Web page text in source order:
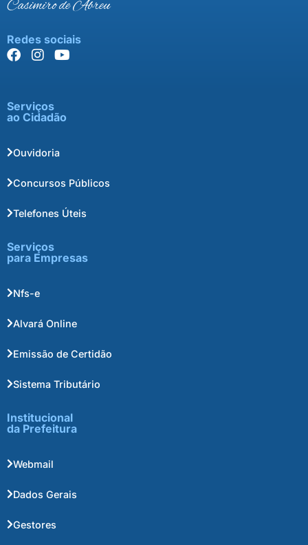
Casimiro de Abreu
Redes sociais
Serviços
ao Cidadão
Ouvidoria
Concursos Públicos
Telefones Úteis
Serviços
para Empresas
Nfs-e
Alvará Online
Emissão de Certidão
Sistema Tributário
Institucional
da Prefeitura
Webmail
Dados Gerais
Gestores